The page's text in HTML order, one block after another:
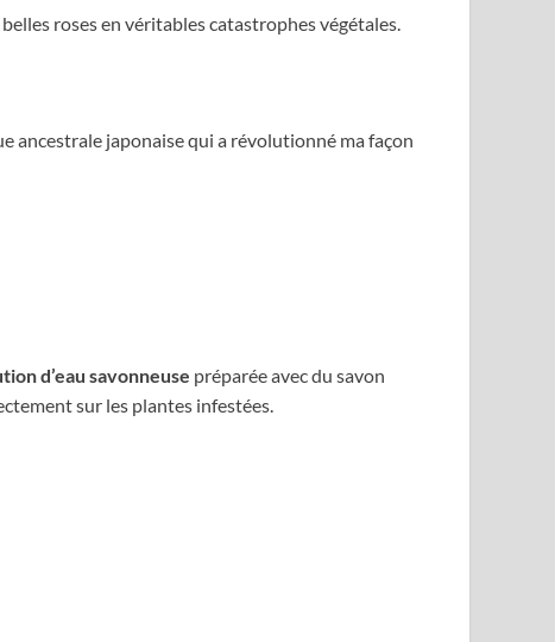
roses en véritables catastrophes végétales.
ancestrale japonaise qui a révolutionné ma façon
d’eau savonneuse préparée avec du savon
sur les plantes infestées.